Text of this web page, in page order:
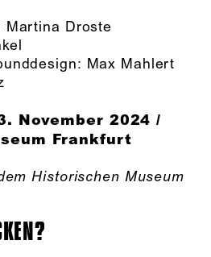
Martina Droste
Max Mahlert
November 2024 /
Frankfurt
Historischen Museum